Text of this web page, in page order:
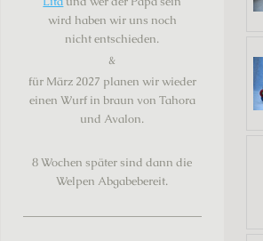
wird haben wir uns noch
nichtentschieden.
&
für März 2027 planen wir wieder
einen Wurf in braun von Tahora
und Avalon.
8 Wochen später sind dann die
Welpen Abgabebereit.